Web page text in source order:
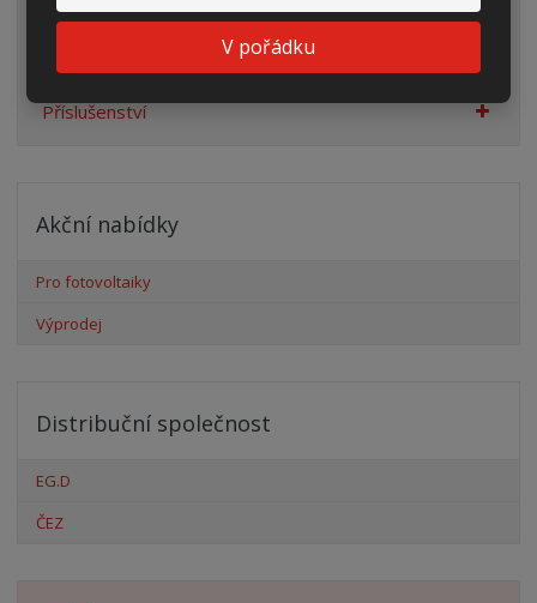
V pořádku
Pilíře a sokly pro skříně
Rámečky s dvířky
Příslušenství
Akční nabídky
Pro fotovoltaiky
Výprodej
Distribuční společnost
EG.D
ČEZ